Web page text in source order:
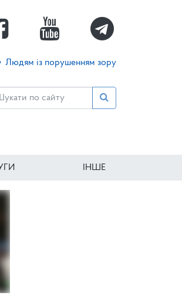
Людям із порушенням зору
ІНШЕ